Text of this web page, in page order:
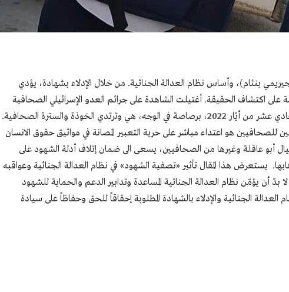
بنثام)، وأساس نظام العدالة الجنائية. من خلال الإدلاء بشهادة، يؤدي
على اكتشاف الحقيقة. أغتيلت الشاهدة على جرائم العدو الإسرائيلي الصحافية
شيرين أبو عاقلة، صباح الأربعاء الحادي عشر من أيّار 2022، برصاصة في الوجه، هي وترتدي الخوذة والسترة الصحافية.
للصحافيين هو اعتداء مباشر على حرية التعبير المصانة في مواثيق حقوق الانسان
أبو عاقلة وغيرها من الصحافيين، يسعى الى ضمان إتلاف أدلة الشهود على
يستعرض هذا المقال تأثير «تصفية الشهود» في نظام العدالة الجنائية وعواقبه
بدّ أن يؤمّن نظام العدالة الجنائية المساعدة وتدابير الدعم والحماية للشهود
الجنائية والإدلاء بالشهادة المطلوبة إحقاقاً للحق وحفاظاً على سيادة